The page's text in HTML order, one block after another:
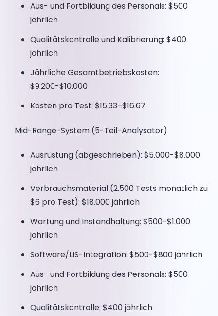
Aus- und Fortbildung des Personals: $500
jährlich
Qualitätskontrolle und Kalibrierung: $400
jährlich
Jährliche Gesamtbetriebskosten:
$9.200-$10.000
Kosten pro Test: $15.33–$16.67
Mid-Range-System (5-Teil-Analysator)
Ausrüstung (abgeschrieben): $5.000-$8.000
jährlich
Verbrauchsmaterial (2.500 Tests monatlich zu
$6 pro Test): $18.000 jährlich
Wartung und Instandhaltung: $500-$1.000
jährlich
Software/LIS-Integration: $500-$800 jährlich
Aus- und Fortbildung des Personals: $500
jährlich
Qualitätskontrolle: $400 jährlich